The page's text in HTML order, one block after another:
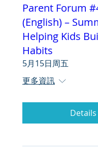
Parent Forum
(English) –
Helping Kids
Habits
5月15日周五
更多資訊
Details